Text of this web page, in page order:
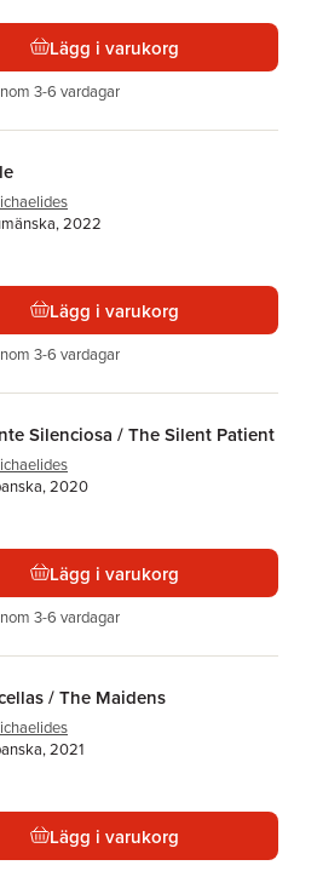
Lägg i varukorg
3-6 vardagar
2022
Lägg i varukorg
3-6 vardagar
Silenciosa / The Silent Patient
2020
Lägg i varukorg
3-6 vardagar
/ The Maidens
2021
Lägg i varukorg